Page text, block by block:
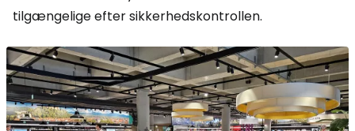
tilgængelige efter sikkerhedskontrollen.